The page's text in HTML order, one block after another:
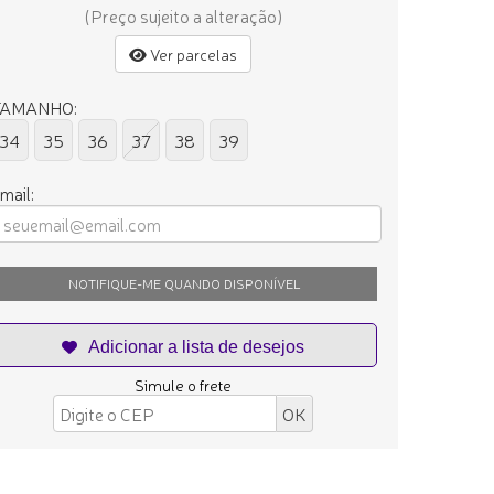
(Preço sujeito a alteração)
Ver parcelas
34
35 36 37 38 39
NOTIFIQUE-ME QUANDO DISPONÍVEL
Simule o frete